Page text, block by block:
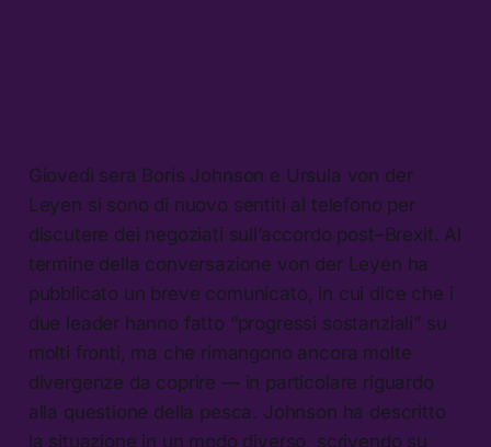
Giovedì sera Boris Johnson e Ursula von der
Leyen si sono di nuovo sentiti al telefono per
discutere dei negoziati sull’accordo post–Brexit. Al
termine della conversazione von der Leyen ha
pubblicato un breve comunicato, in cui dice che i
due leader hanno fatto “progressi sostanziali” su
molti fronti, ma che rimangono ancora molte
divergenze da coprire — in particolare riguardo
alla questione della pesca. Johnson ha descritto
la situazione in un modo diverso, scrivendo su